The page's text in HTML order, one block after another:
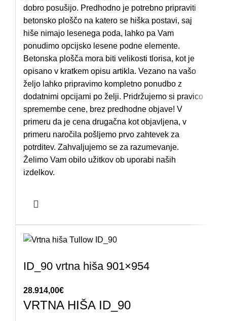
dobro posušijo. Predhodno je potrebno pripraviti
betonsko ploščo na katero se hiška postavi, saj
hiše nimajo lesenega poda, lahko pa Vam
ponudimo opcijsko lesene podne elemente.
Betonska plošča mora biti velikosti tlorisa, kot je
opisano v kratkem opisu artikla. Vezano na vašo
željo lahko pripravimo kompletno ponudbo z
dodatnimi opcijami po želji. Pridržujemo si pravico
spremembe cene, brez predhodne objave! V
primeru da je cena drugačna kot objavljena, v
primeru naročila pošljemo prvo zahtevek za
potrditev. Zahvaljujemo se za razumevanje.
Želimo Vam obilo užitkov ob uporabi naših
izdelkov.
ID_90 vrtna hiša 901×954
28.914,00€
VRTNA HIŠA ID_90